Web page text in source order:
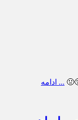
... ادامه